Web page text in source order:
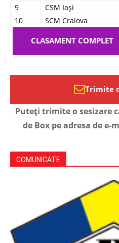
9
CSM Iași
10
SCM Craiova
CLASAMENT COMPLET
Trimite
Puteți trimite o sesizare
de Box pe adresa de e-
COMUNICATE